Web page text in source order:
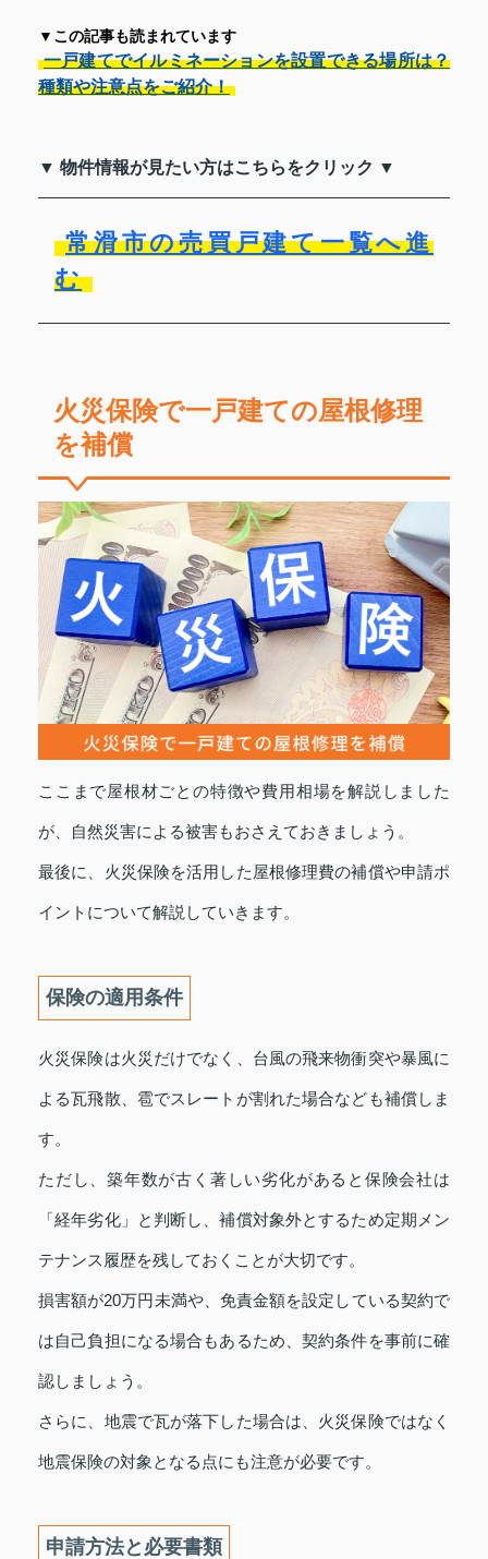
▼この記事も読まれています
一戸建てでイルミネーションを設置できる場所は？
種類や注意点をご紹介！
▼ 物件情報が見たい方はこちらをクリック ▼
常滑市の売買戸建て一覧へ進
む
火災保険で一戸建ての屋根修理
を補償
ここまで屋根材ごとの特徴や費用相場を解説しました
が、自然災害による被害もおさえておきましょう。
最後に、火災保険を活用した屋根修理費の補償や申請ポ
イントについて解説していきます。
保険の適用条件
火災保険は火災だけでなく、台風の飛来物衝突や暴風に
よる瓦飛散、雹でスレートが割れた場合なども補償しま
す。
ただし、築年数が古く著しい劣化があると保険会社は
「経年劣化」と判断し、補償対象外とするため定期メン
テナンス履歴を残しておくことが大切です。
損害額が20万円未満や、免責金額を設定している契約で
は自己負担になる場合もあるため、契約条件を事前に確
認しましょう。
さらに、地震で瓦が落下した場合は、火災保険ではなく
地震保険の対象となる点にも注意が必要です。
申請方法と必要書類